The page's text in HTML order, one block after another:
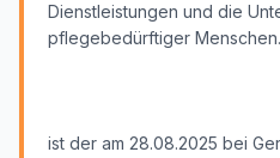
Dienstleistungen und die
pflegebedürftiger Menschen.
ist der am 28.08.2025 bei